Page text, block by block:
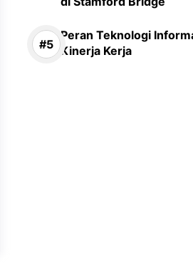
Peran Teknologi
Kinerja Kerja